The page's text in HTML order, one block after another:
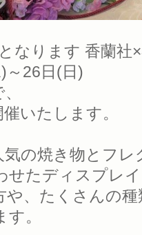
なります 香蘭社
～26日(日)
いたします。
気の焼き物とフ
せたディスプレ
や、たくさんの
。